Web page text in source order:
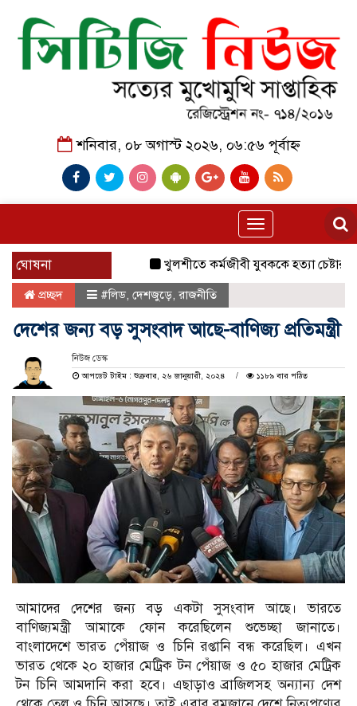
শনিবার, ০৮ অগাস্ট ২০২৬, ০৬:৫৬ পূর্বাহ্ন
Toggle
navigation
ঘোষনা খুলশীতে কর্মজীবী যুবককে হত্যা চেষ্টার
প্রচ্ছদ #লিড, দেশজুড়ে, রাজনীতি
দেশের জন্য বড় সুসংবাদ আছে-বাণিজ্য প্রতিমন্ত্রী
নিউজ ডেস্ক
আপডেট টাইম : শুক্রবার, ২৬ জানুয়ারী, ২০২৪
১১৮৯ বার পঠিত
আমাদের দেশের জন্য বড় একটা সুসংবাদ আছে। ভারতে
বাণিজ্যমন্ত্রী আমাকে ফোন করেছিলেন শুভেচ্ছা জানাতে।
বাংলাদেশে ভারত পেঁয়াজ ও চিনি রপ্তানি বন্ধ করেছিল। এখন
ভারত থেকে ২০ হাজার মেট্রিক টন পেঁয়াজ ও ৫০ হাজার মেট্রিক
টন চিনি আমদানি করা হবে। এছাড়াও ব্রাজিলসহ অন্যান্য দেশ